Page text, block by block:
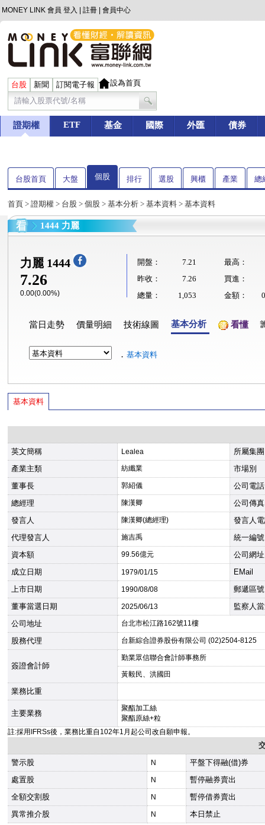
MONEY LINK 會員 登入 註冊 會員中心
台股 新聞 訂閱電子報 設為首頁
證期權 ETF 基金 國際 外匯 債券
台股首頁 大盤 個股 排行 選股 興櫃 產業 總
首頁 > 證期權 > 台股 > 個股 > 基本分析 > 基本資料 > 基本資料
1444 力麗
力麗 1444
7.26
0.00(0.00%)
開盤： 7.21
最高：
昨收：
7.26
買進：
總量：
1,053 金額：
當日走勢 價量明細 技術線圖 基本分析 看懂
． 基本資料
基本資料
英文簡稱 Lealea
所屬集團
產業主類
紡纖業
市場別
董事長
郭紹儀
公司電話
總經理
陳漢卿
公司傳真
發言人
陳漢卿(總經理)
發言人
代理發言人
施吉禹
統一編號
資本額
99.56億元
公司網址
成立日期
1979/01/15
EMail
上市日期
1990/08/08
郵遞區號
董事當選日期
2025/06/13
監察人
公司地址
台北市松江路162號11樓
股務代理 台新綜合證券股份有限公司 (02)2504-8125
簽證會計師
勤業眾信聯合會計師事務所
黃毅民、洪國田
業務比重
主要業務
聚酯加工絲
聚酯原絲+粒
註:採用IFRSs後，業務比重自102年1月起公司改自願申報。
警示股
N
平盤下得融(借)券
處置股
N
暫停融券賣出
全額交割股
N
暫停借券賣出
異常推介股
N 本日禁止